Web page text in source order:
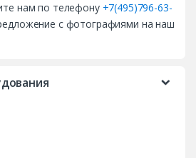
нам по телефону +7(495)796-63-
с фотографиями на наш